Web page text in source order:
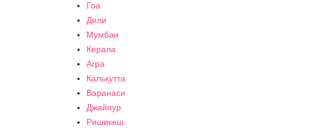
Гоа
Дели
Мумбаи
Керала
Агра
Калькутта
Варанаси
Джайпур
Ришикеш